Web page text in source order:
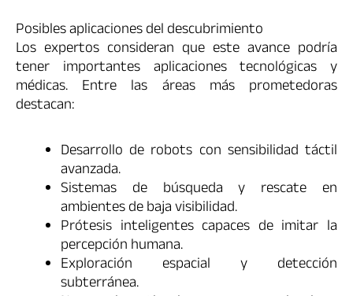
Posibles aplicaciones del descubrimiento
Los expertos consideran que este avance podría
tener importantes aplicaciones tecnológicas y
médicas. Entre las áreas más prometedoras
destacan:
Desarrollo de robots con sensibilidad táctil
avanzada.
Sistemas de búsqueda y rescate en
ambientes de baja visibilidad.
Prótesis inteligentes capaces de imitar la
percepción humana.
Exploración espacial y detección
subterránea.